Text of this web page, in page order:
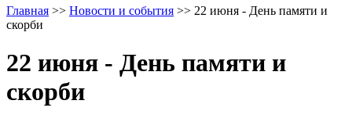
Главная >> Новости и события >> 22 июня - День памяти и
скорби
22 июня - День памяти и
скорби